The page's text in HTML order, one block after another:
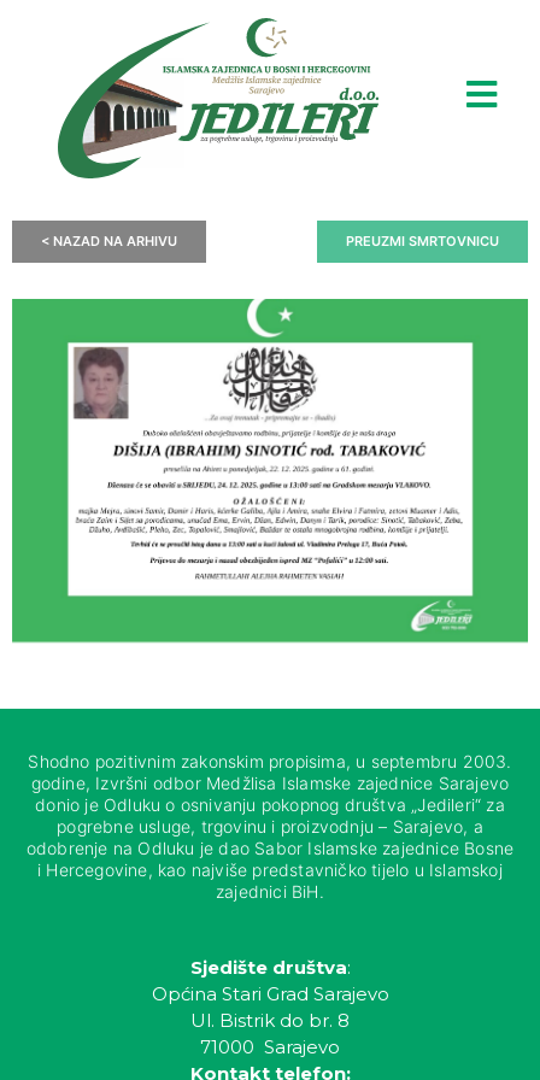
< NAZAD NA ARHIVU PREUZMI SMRTOVNICU
Shodno pozitivnim zakonskim propisima, u septembru 2003.
godine, Izvršni odbor Medžlisa Islamske zajednice Sarajevo
donio je Odluku o osnivanju pokopnog društva „Jedileri“ za
pogrebne usluge, trgovinu i proizvodnju – Sarajevo, a
odobrenje na Odluku je dao Sabor Islamske zajednice Bosne
i Hercegovine, kao najviše predstavničko tijelo u Islamskoj
zajednici BiH.
Sjedište društva:
Općina Stari Grad Sarajevo
Ul. Bistrik do br. 8
71000 Sarajevo
Kontakt telefon: